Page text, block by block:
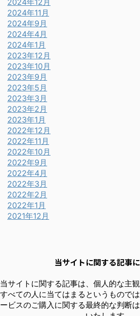
2024年11月
2024年9月
2024年4月
2024年1月
2023年12月
2023年10月
2023年9月
2023年5月
2023年3月
2023年2月
2023年1月
2022年12月
2022年11月
2022年10月
2022年9月
2022年4月
2022年3月
2022年2月
2022年1月
2021年12月
当サイトに関する記事
当サイトに関する記事は、個人的な主
すべての人に当てはまるというもので
ービスのご購入に関する最終的な判断